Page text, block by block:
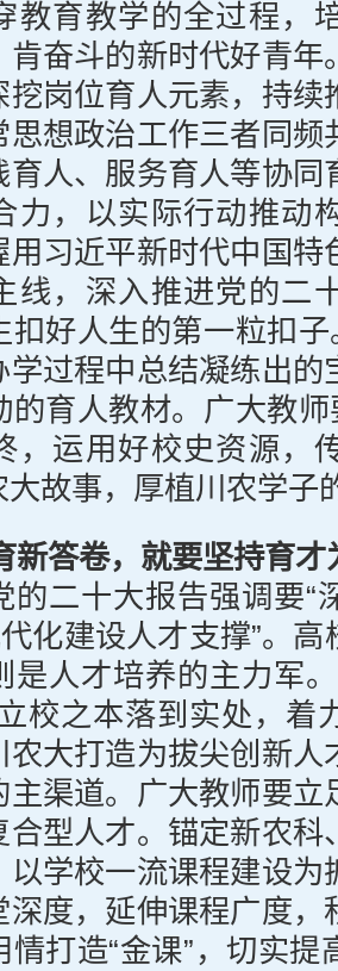
教育教学的全过程，
肯奋斗的新时代好青年
挖岗位育人元素，持续
思想政治工作三者同频
育人、服务育人等协同
力，以实际行动推动
用习近平新时代中国特
线，深入推进党的二
扣好人生的第一粒扣子
学过程中总结凝练出的
的育人教材。广大教师
，运用好校史资源，
故事，厚植川农学子
新答卷，就要坚持育才
的二十大报告强调要“
代化建设人才支撑”。
是人才培养的主力军
校之本落到实处， 着
农大打造为拔尖创新人
主渠道。广大教师要立
合型人才。锚定新农科
以学校一流课程建设为
深度，延伸课程广度，
情打造“金课”，切实提